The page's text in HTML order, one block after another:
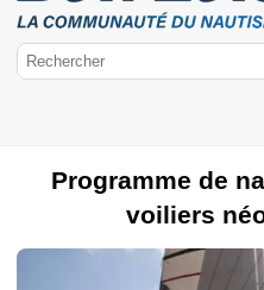
Programme de
voiliers